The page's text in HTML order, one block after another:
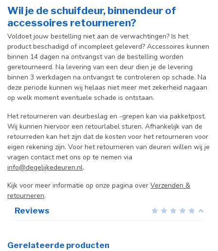
Wil je de schuifdeur, binnendeur of
accessoires retourneren?
Voldoet jouw bestelling niet aan de verwachtingen? Is het
product beschadigd of incompleet geleverd? Accessoires kunnen
binnen 14 dagen na ontvangst van de bestelling worden
geretourneerd. Na levering van een deur dien je de levering
binnen 3 werkdagen na ontvangst te controleren op schade. Na
deze periode kunnen wij helaas niet meer met zekerheid nagaan
op welk moment eventuele schade is ontstaan.
Het retourneren van deurbeslag en -grepen kan via pakketpost.
Wij kunnen hiervoor een retourlabel sturen. Afhankelijk van de
retourreden kan het zijn dat de kosten voor het retourneren voor
eigen rekening zijn. Voor het retourneren van deuren willen wij je
vragen contact met ons op te nemen via
info@degelijkedeuren.nl.
Kijk voor meer informatie op onze pagina over Verzenden &
retourneren.
Reviews
Gerelateerde producten